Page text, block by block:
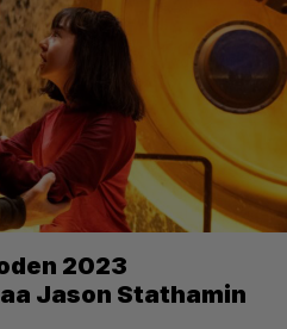
2023
Jason Stathamin